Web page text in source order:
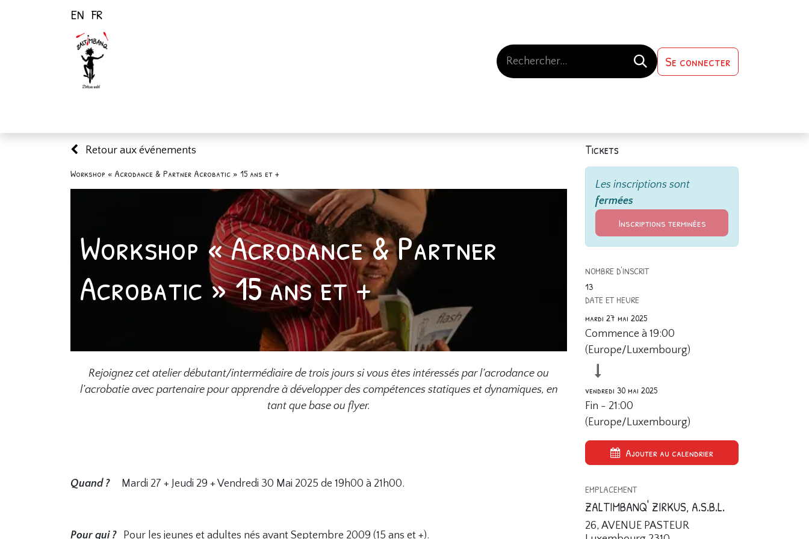
EN FR
Se connecter
Retour aux événements
Workshop « Acrodance & Partner Acrobatic » 15 ans et +
Workshop « Acrodance & Partner
Acrobatic » 15 ans et +
Rejoignez cet atelier débutant/intermédiaire de trois jours si vous êtes intéressés par l’acrodance ou
l’acrobatie avec partenaire pour apprendre à développer des compétences statiques et dynamiques, en
tant que base ou flyer.
Quand ?Mardi 27 + Jeudi 29 + Vendredi 30 Mai 2025 de 19h00 à 21h00.
Pour qui ? Pour les jeunes et adultes nés avant Septembre 2009 (15 ans et +).
Tickets
Les inscriptions sont
fermées
Inscriptions terminées
NOMBRE D'INSCRIT
13
DATE ET HEURE
mardi 27 mai 2025
Commence à 19:00
(Europe/Luxembourg)
vendredi 30 mai 2025
Fin - 21:00
(Europe/Luxembourg)
Ajouter au calendrier
EMPLACEMENT
ZALTIMBANQ' ZIRKUS, A.S.B.L.
26, AVENUE PASTEUR